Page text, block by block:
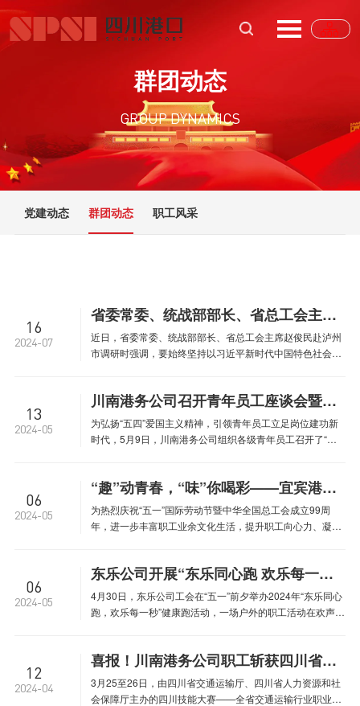
群团动态
GROUP DYNAMICS
党建动态 群团动态 职工风采
16
2024-07
省委常委、统战部部长、省总工会主席赵俊民一行赴泸州港船员（货车司机）“暖心之家”调研
近日，省委常委、统战部部长、省总工会主席赵俊民赴泸州
市调研时强调，要始终坚持以习近平新时代中国特色社会主
决策部署，全面加强基层统战和工会工作，为四川现代化建
设作出新的更大贡献。
13
2024-05
川南港务公司召开青年员工座谈会暨职业形象与职场礼仪专题培训
为弘扬“五四”爱国主义精神，引领青年员工立足岗位建功新
时代，5月9日，川南港务公司组织各级青年员工召开了“我
听青春心声，共话未来发展。
06
2024-05
“趣”动青春，“味”你喝彩——宜宾港工会庆“五一”职工趣味运动会
为热烈庆祝“五一”国际劳动节暨中华全国总工会成立99周
年，进一步丰富职工业余文化生活，提升职工向心力、凝聚
动会设置了吹乒乓球、心心相印、两人三足、夹玻璃球、
06
2024-05
东乐公司开展“东乐同心跑 欢乐每一秒”干部职工健康跑活动
4月30日，东乐公司工会在“五一”前夕举办2024年“东乐同心
跑，欢乐每一秒”健康跑活动，一场户外的职工活动在欢声笑
森林，沿途花香草绿、树木葱茏，参赛人员在健跑
12
2024-04
喜报！川南港务公司职工斩获四川省交通运输行业职业技能大赛“叉车司机赛项职工组”一、二、三等奖
3月25至26日，由四川省交通运输厅、四川省人力资源和社
会保障厅主办的四川技能大赛——全省交通运输行业职业技